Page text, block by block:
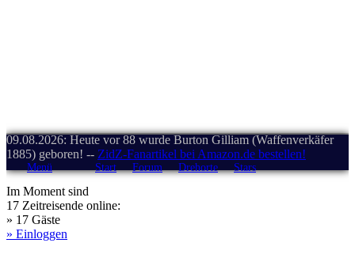
09.08.2026: Heute vor 88 wurde Burton Gilliam (Waffenverkäfer
1885) geboren! -- ZidZ-Fanartikel bei Amazon.de bestellen!
Menü Start Forum Drehorte Stars
Im Moment sind
17 Zeitreisende online:
» 17 Gäste
» Einloggen